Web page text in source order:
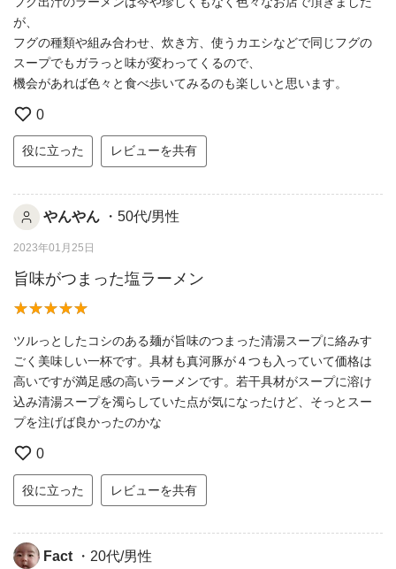
が、
フグの種類や組み合わせ、炊き方、使うカエシなどで同じフグの
スープでもガラっと味が変わってくるので、
機会があれば色々と食べ歩いてみるのも楽しいと思います。
0
役に立った レビューを共有
やんやん ・50代/男性
2023年01月25日
旨味がつまった塩ラーメン
ツルっとしたコシのある麺が旨味のつまった清湯スープに絡みす
ごく美味しい一杯です。具材も真河豚が４つも入っていて価格は
高いですが満足感の高いラーメンです。若干具材がスープに溶け
込み清湯スープを濁らしていた点が気になったけど、そっとスー
プを注げば良かったのかな
0
役に立った レビューを共有
Fact ・20代/男性